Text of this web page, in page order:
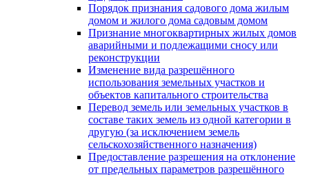
Порядок признания садового дома жилым
домом и жилого дома садовым домом
Признание многоквартирных жилых домов
аварийными и подлежащими сносу или
реконструкции
Изменение вида разрешённого
использования земельных участков и
объектов капитального строительства
Перевод земель или земельных участков в
составе таких земель из одной категории в
другую (за исключением земель
сельскохозяйственного назначения)
Предоставление разрешения на отклонение
от предельных параметров разрешённого